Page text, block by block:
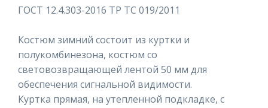
ГОСТ 12.4.303-2016 ТР ТС 019/2011
Костюм зимний состоит из куртки и
полукомбинезона, костюм со
световозвращающей лентой 50 мм для
обеспечения сигнальной видимости.
Куртка прямая, на утепленной подкладке, с